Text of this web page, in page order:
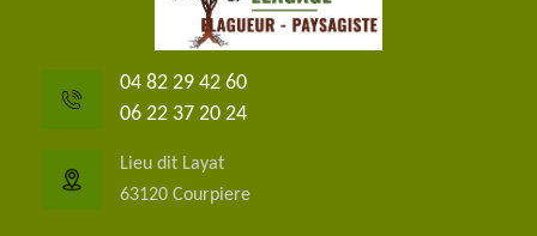
04 82 29 42 60
06 22 37 20 24
Lieu dit Layat
63120 Courpiere